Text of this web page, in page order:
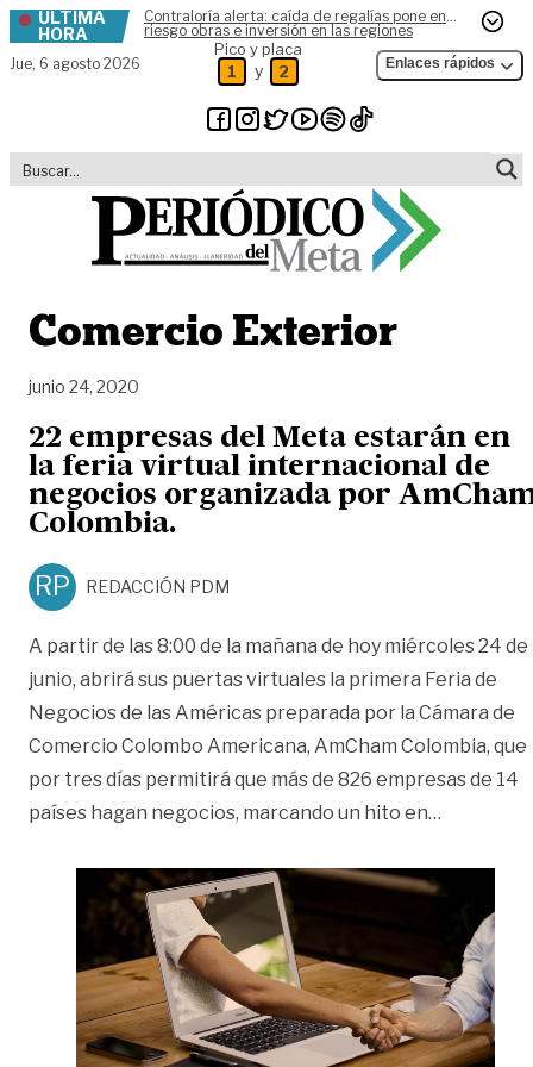
Skip to content
ÚLTIMA
HORA
Contraloría alerta: caída de regalías pone en
riesgo obras e inversión en las regiones
Jue, 6 agosto 2026
Pico y placa
1 y 2 Enlaces rápidos
Comercio Exterior
junio 24, 2020
22 empresas del Meta estarán en
la feria virtual internacional de
negocios organizada por
Colombia.
RP REDACCIÓN PDM
A partir de las 8:00 de la mañana de hoy miércoles 24 de
junio, abrirá sus puertas virtuales la primera Feria de
Negocios de las Américas preparada por la Cámara de
Comercio Colombo Americana, AmCham Colombia, que
por tres días permitirá que más de 826 empresas de 14
países hagan negocios, marcando un hito en…